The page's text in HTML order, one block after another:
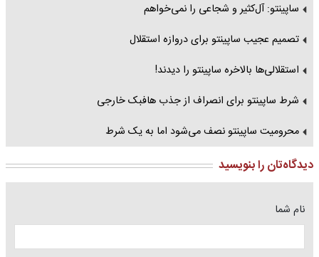
ساپینتو: آل‌کثیر و شجاعی را نمی‌خواهم
تصمیم عجیب ساپینتو برای دروازه استقلال
استقلالی‌ها بالاخره ساپینتو را دیدند!
شرط ساپینتو برای انصراف از جذب هافبک خارجی
محرومیت ساپینتو نصف می‌شود اما به یک شرط
دیدگاه‌تان را بنویسید
نام شما